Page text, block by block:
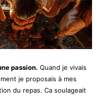
passion. Quand je vivais
je proposais à mes
du repas. Ca soulageait